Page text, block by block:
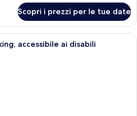
Scopri i prezzi per le tue date
Una camera d'albergo con un letto
accessibile ai disabili